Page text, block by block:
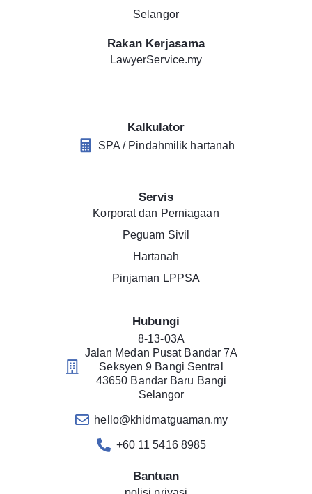
Selangor
Rakan Kerjasama
LawyerService.my
Kalkulator
SPA / Pindahmilik hartanah
Servis
Korporat dan Perniagaan
Peguam Sivil
Hartanah
Pinjaman LPPSA
Hubungi
8-13-03A
Jalan Medan Pusat Bandar 7A
Seksyen 9 Bangi Sentral
43650 Bandar Baru Bangi
Selangor
hello@khidmatguaman.my
+60 11 5416 8985
Bantuan